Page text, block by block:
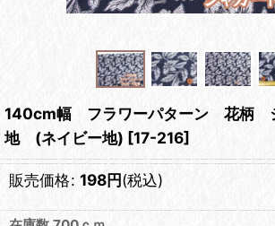
140cm幅 フラワーパターン 花柄
地 (ネイビー地) [17-216]
販売価格: 198円(税込)